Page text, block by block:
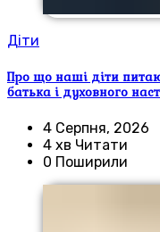
Діти
Про що наші діти
батька і духовного
4 Серпня, 2026
4 хв Читати
0 Поширили